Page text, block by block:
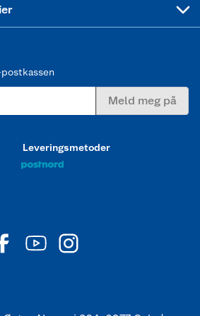
Meld meg på
Leveringsmetoder